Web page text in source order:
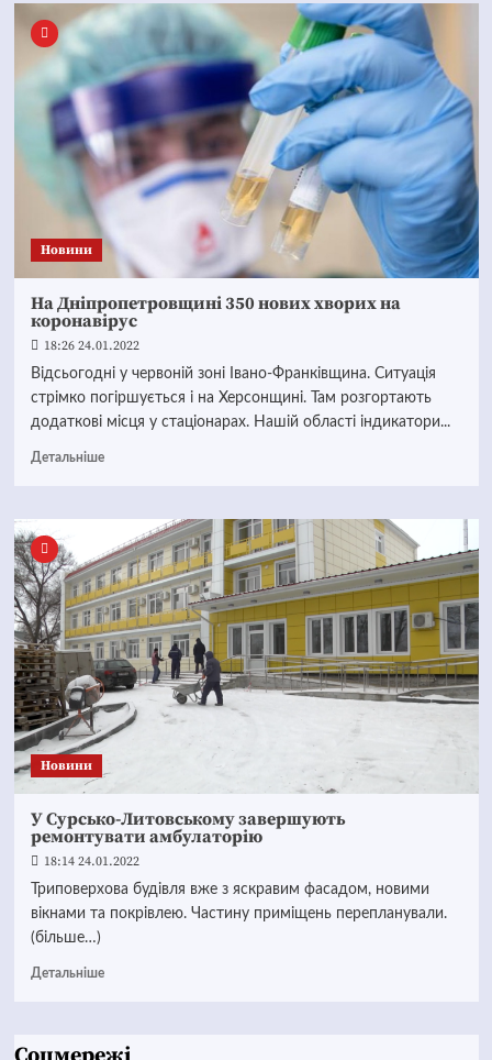
Новини
На Дніпропетровщині 350 нових хворих на
коронавірус
18:26 24.01.2022
Відсьогодні у червоній зоні Івано-Франківщина. Ситуація
стрімко погіршується і на Херсонщині. Там розгортають
додаткові місця у стаціонарах. Нашій області індикатори...
Детальніше
Новини
У Сурсько-Литовському завершують
ремонтувати амбулаторію
18:14 24.01.2022
Триповерхова будівля вже з яскравим фасадом, новими
вікнами та покрівлею. Частину приміщень перепланували.
(більше…)
Детальніше